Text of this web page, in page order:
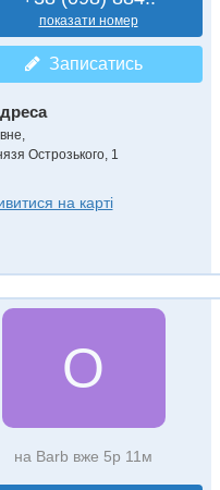
показати номер
Записатись
Острозького, 1
на карті
О
на Barb вже 5р 11м